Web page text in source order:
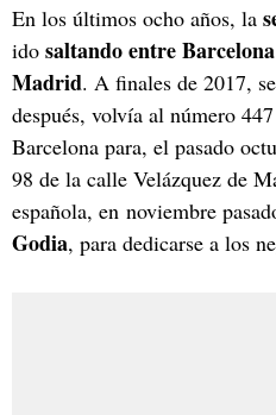
En los últimos ocho años, la
ido saltando entre
Madrid. A finales de 2017,
después, volvía al número
Barcelona para, el pasado
98 de la calle Velázquez de
española, en noviembre
Godia, para dedicarse a los